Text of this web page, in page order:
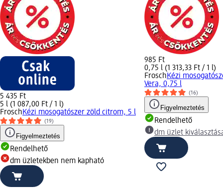
5 435 Ft
5 l (1 087,00 Ft / 1 l)
FroschKézi mosogatószer zöld citrom, 5 l
(19)
Figyelmeztetés
Rendelhető
dm üzletekben nem kapható
985 Ft
0,75 l (1 313,33 Ft / 1 l)
FroschKézi
Vera, 0,75 l
(16)
Figyelmeztetés
Rendelhető
dm üzlet